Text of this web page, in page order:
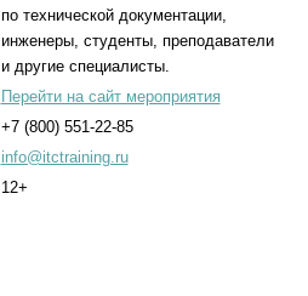
по технической документации,
инженеры, студенты, преподаватели
и другие специалисты.
Перейти на сайт мероприятия
+7 (800) 551-22-85
info@itctraining.ru
12+